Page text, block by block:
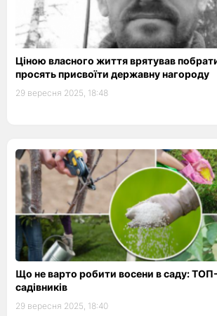
Ціною власного життя врятував
просять присвоїти державну нагороду
29 вересня 2025, 18:48
Що не варто робити восени в саду:
садівників
29 вересня 2025, 18:40